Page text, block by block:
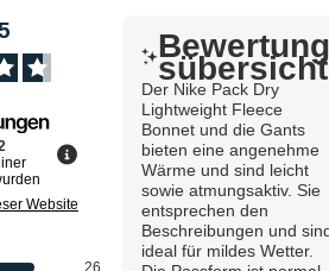
Website
26
sübersicht
Der Nike Pack Dry
Lightweight Fleece
Bonnet und die Gants
bieten eine angenehme
Wärme und sind leicht
sowie atmungsaktiv. Sie
entsprechen den
Beschreibungen und
ideal für mildes Wetter.